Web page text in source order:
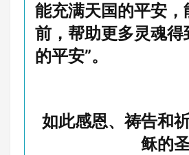
能充满天国的平安，
前，帮助更多灵魂得
的平安”。
如此感恩、祷告和
稣的